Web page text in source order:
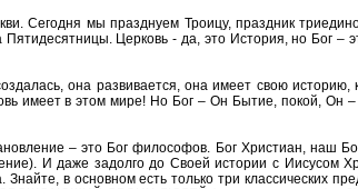
Сегодня мы празднуем Троицу, праздник
Церковь - да, это История, но Бог –
она развивается, она имеет свою историю,
имеет в этом мире! Но Бог – Он Бытие, покой, Он –
– это Бог философов. Бог Христиан, наш
И даже задолго до Своей истории с Иисусом
в основном есть только три классических